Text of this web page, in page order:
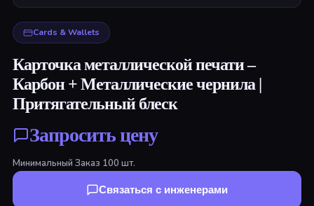
Cards & Wallets
Карточка металлической печати –
Карбон + Металлические чернила |
Притягательный блеск
Запросить цену
Минимальный Заказ 100 шт.
Связаться с инженерами